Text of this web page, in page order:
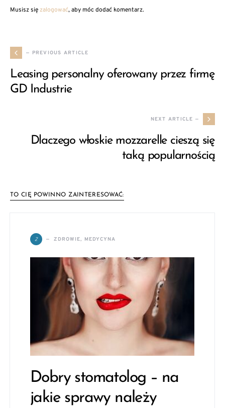
Musisz sięzalogować, aby móc dodać komentarz.
— PREVIOUS ARTICLE
Leasing personalny oferowany przez firmę
GD Industrie
NEXT ARTICLE —
Dlaczego włoskie mozzarelle cieszą się
taką popularnością
TO CIĘ POWINNO ZAINTERESOWAĆ:
Z ZDROWIE, MEDYCYNA
Dobry stomatolog – na
jakie sprawy należy